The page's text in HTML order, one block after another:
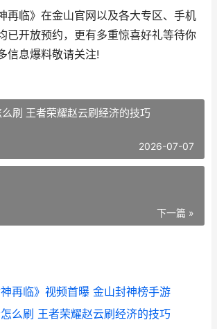
临》在金山官网以及各大专区、手机
已开放预约，更有多重惊喜好礼等待你
信息爆料敬请关注!
刷 王者荣耀赵云刷经济的技巧
2026-07-07
下一篇 »
再临》视频首曝 金山封神榜手游
么刷 王者荣耀赵云刷经济的技巧